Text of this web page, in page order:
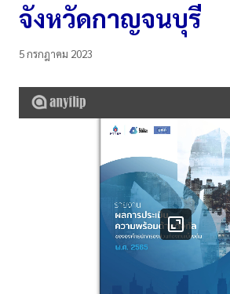
จังหวัดกาญจนบุรี
5 กรกฎาคม 2023